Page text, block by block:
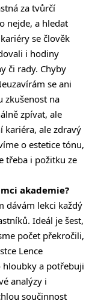
za tvůrčí
nejde, a hledat
se člověk
i hodiny
či rady. Chyby
se ani
zkušenost na
zpívat, ale
kariéra, ale zdravý
o estetice tónu,
třeba i požitku ze
akademie?
dávám lekci každý
Ideál je šest,
počet překročili,
Lence
hloubky a potřebuji
analýzy i
součinnost